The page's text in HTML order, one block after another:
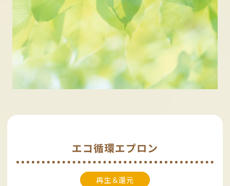
エコ循環エプロン
再生＆還元